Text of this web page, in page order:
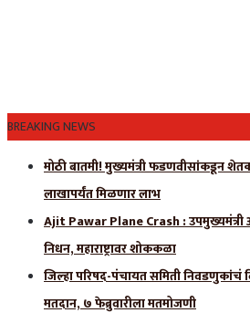
BREAKING NEWS
मोठी बातमी! मुख्यमंत्री फडणवीसांकडून
लाखापर्यंत मिळणार लाभ
Ajit Pawar Plane Crash : उपमुख्यमंत्री
निधन, महाराष्ट्रावर शोककळा
जिल्हा परिषद-पंचायत समिती निवडणुकांचं
मतदान, ७ फेब्रुवारीला मतमोजणी